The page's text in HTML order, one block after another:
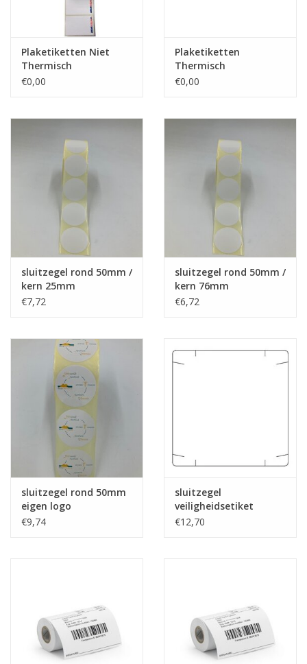
Plaketiketten Niet
Thermisch
€0,00
Plaketiketten
Thermisch
€0,00
sluitzegel rond 50mm /
kern 25mm
€7,72
sluitzegel rond 50mm /
kern 76mm
€6,72
sluitzegel rond 50mm
eigen logo
€9,74
sluitzegel
veiligheidsetiket
€12,70